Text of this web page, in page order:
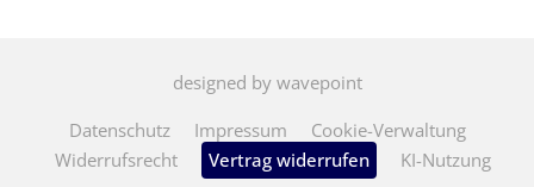
designed by wavepoint
Datenschutz
Impressum
Cookie-Verwaltung
Widerrufsrecht
Vertrag widerrufen KI-Nutzung